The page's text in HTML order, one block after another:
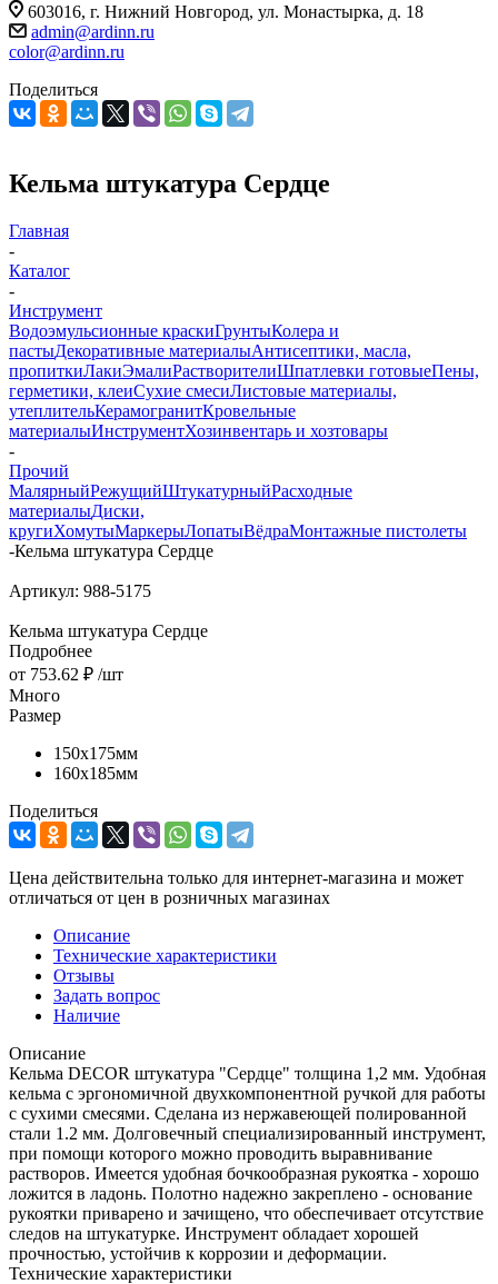
603016, г. Нижний Новгород, ул. Монастырка, д. 18
admin@ardinn.ru
color@ardinn.ru
Поделиться
Кельма штукатура Сердце
Главная
-
Каталог
-
Инструмент
Водоэмульсионные краскиГрунтыКолера и
пастыДекоративные материалыАнтисептики, масла,
пропиткиЛакиЭмалиРастворителиШпатлевки готовыеПены,
герметики, клеиСухие смесиЛистовые материалы,
утеплительКерамогранитКровельные
материалыИнструментХозинвентарь и хозтовары
-
Прочий
МалярныйРежущийШтукатурныйРасходные
материалыДиски,
кругиХомутыМаркерыЛопатыВёдраМонтажные пистолеты
-Кельма штукатура Сердце
Артикул: 988-5175
Кельма штукатура Сердце
Подробнее
от 753.62 ₽ /шт
Много
Размер
150х175мм
160х185мм
Поделиться
Цена действительна только для интернет-магазина и может
отличаться от цен в розничных магазинах
Описание
Технические характеристики
Отзывы
Задать вопрос
Наличие
Описание
Кельма DECOR штукатура "Сердце" толщина 1,2 мм. Удобная
кельма с эргономичной двухкомпонентной ручкой для работы
с сухими смесями. Сделана из нержавеющей полированной
стали 1.2 мм. Долговечный специализированный инструмент,
при помощи которого можно проводить выравнивание
растворов. Имеется удобная бочкообразная рукоятка - хорошо
ложится в ладонь. Полотно надежно закреплено - основание
рукоятки приварено и зачищено, что обеспечивает отсутствие
следов на штукатурке. Инструмент обладает хорошей
прочностью, устойчив к коррозии и деформации.
Технические характеристики